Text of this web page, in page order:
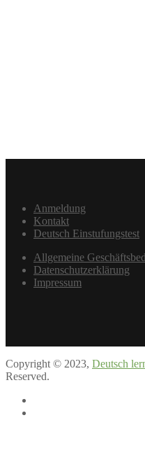
Anmeldung
Kontakt
Deutsch Einstufungstest
Allgemeine
Datenschutzerklärung
Impressum
Copyright © 2023, Deutsch
Reserved.